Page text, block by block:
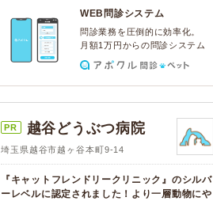
WEB問診システム
問診業務を圧倒的に効率化。
月額1万円からの問診システム
PR 越谷どうぶつ病院
埼玉県越谷市越ヶ谷本町9-14
『キャットフレンドリークリニック』のシルバ
ーレベルに認定されました！より一層動物にや